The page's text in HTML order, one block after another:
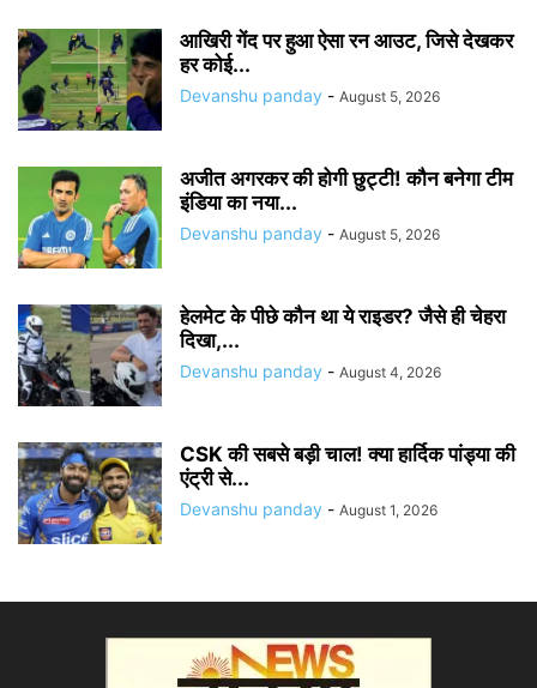
आखिरी गेंद पर हुआ ऐसा रन आउट, जिसे देखकर
हर कोई...
Devanshu panday - August 5, 2026
अजीत अगरकर की होगी छुट्टी! कौन बनेगा टीम
इंडिया का नया...
Devanshu panday - August 5, 2026
हेलमेट के पीछे कौन था ये राइडर? जैसे ही चेहरा
दिखा,...
Devanshu panday - August 4, 2026
CSK की सबसे बड़ी चाल! क्या हार्दिक पांड्या की
एंट्री से...
Devanshu panday - August 1, 2026